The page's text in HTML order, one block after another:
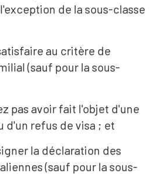
de la sous-classe
au critère de
(sauf pour la sous-
pas avoir fait l'objet d'une
d'un refus de visa ; et
la déclaration des
(sauf pour la sous-